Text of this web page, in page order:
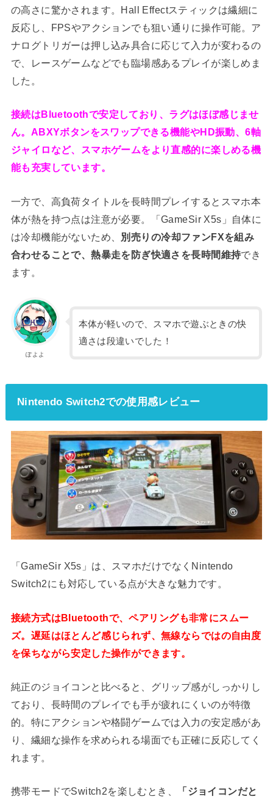
の高さに驚かされます。Hall Effectスティックは繊細に
反応し、FPSやアクションでも狙い通りに操作可能。ア
ナログトリガーは押し込み具合に応じて入力が変わるの
で、レースゲームなどでも臨場感あるプレイが楽しめま
した。
接続はBluetoothで安定しており、ラグはほぼ感じませ
ん。ABXYボタンをスワップできる機能やHD振動、6軸
ジャイロなど、スマホゲームをより直感的に楽しめる機
能も充実しています。
一方で、高負荷タイトルを長時間プレイするとスマホ本
体が熱を持つ点は注意が必要。「GameSir X5s」自体に
は冷却機能がないため、 別売りの冷却ファンFXを組み
合わせることで、熱暴走を防ぎ快適さを長時間維持でき
ます。
ぽよよ
本体が軽いので、スマホで遊ぶときの快
適さは段違いでした！
Nintendo Switch2での使用感レビュー
「GameSir X5s」は、スマホだけでなくNintendo
Switch2にも対応している点が大きな魅力です。
接続方式はBluetoothで、ペアリングも非常にスムー
ズ。遅延はほとんど感じられず、無線ならではの自由度
を保ちながら安定した操作ができます。
純正のジョイコンと比べると、グリップ感がしっかりし
ており、長時間のプレイでも手が疲れにくいのが特徴
的。特にアクションや格闘ゲームでは入力の安定感があ
り、繊細な操作を求められる場面でも正確に反応してく
れます。
携帯モードでSwitch2を楽しむとき、 「ジョイコンだと